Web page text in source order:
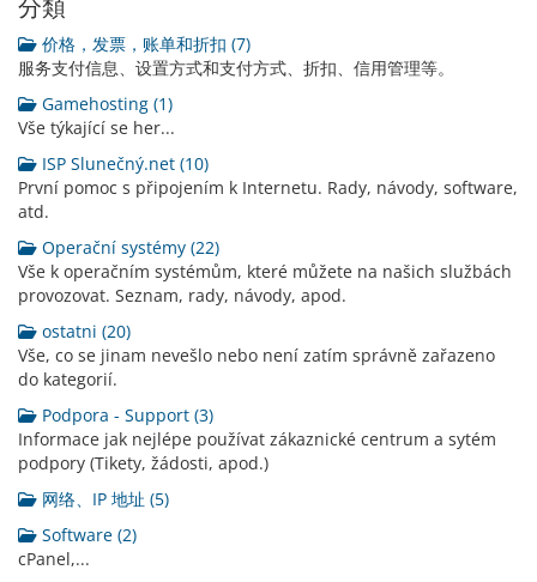
分類
价格，发票，账单和折扣 (7)
服务支付信息、设置方式和支付方式、折扣、信用管理等。
Gamehosting (1)
Vše týkající se her...
ISP Slunečný.net (10)
První pomoc s připojením k Internetu. Rady, návody, software,
atd.
Operační systémy (22)
Vše k operačním systémům, které můžete na našich službách
provozovat. Seznam, rady, návody, apod.
ostatni (20)
Vše, co se jinam nevešlo nebo není zatím správně zařazeno
do kategorií.
Podpora - Support (3)
Informace jak nejlépe používat zákaznické centrum a sytém
podpory (Tikety, žádosti, apod.)
网络、IP 地址 (5)
Software (2)
cPanel,...